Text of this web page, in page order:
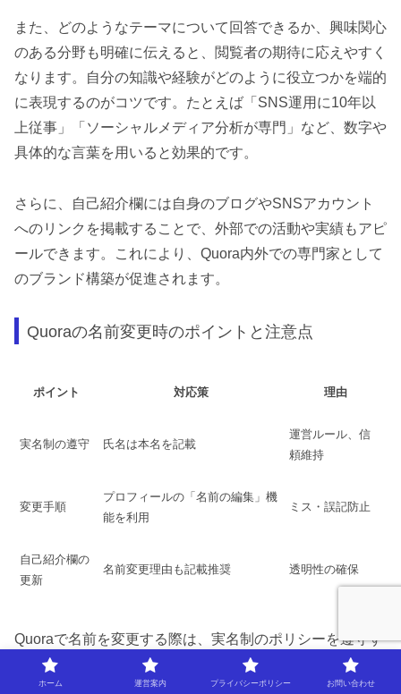
また、どのようなテーマについて回答できるか、興味関心
のある分野も明確に伝えると、閲覧者の期待に応えやすく
なります。自分の知識や経験がどのように役立つかを端的
に表現するのがコツです。たとえば「SNS運用に10年以
上従事」「ソーシャルメディア分析が専門」など、数字や
具体的な言葉を用いると効果的です。
さらに、自己紹介欄には自身のブログやSNSアカウント
へのリンクを掲載することで、外部での活動や実績もアピ
ールできます。これにより、Quora内外での専門家として
のブランド構築が促進されます。
Quoraの名前変更時のポイントと注意点
ポイント 対応策 理由
実名制の遵守 氏名は本名を記載
運営ルール、信
頼維持
変更手順
プロフィールの「名前の編集」機
能を利用
ミス・誤記防止
自己紹介欄の
更新
名前変更理由も記載推奨 透明性の確保
Quoraで名前を変更する際は、実名制のポリシーを遵守す
ることが最も重要です。不適切なニックネームや偽名を使
用すると、運営から警告やアカウント制限を受ける可能性
ホーム 運営案内 プライバシーポリシー お問い合わせ